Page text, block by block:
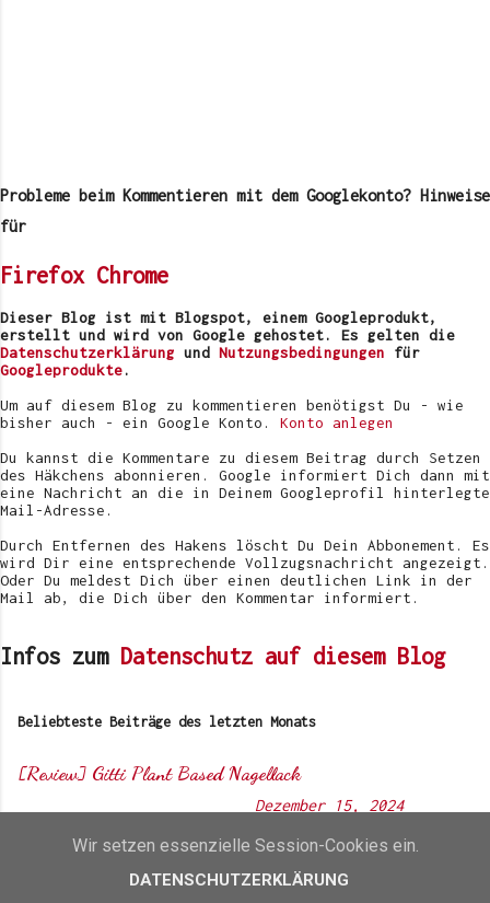
m
m
a
v
e
r
ö
f
e
t
l
i
c
e
n
Probleme beim Kommentieren mit dem Googlekonto? Hinweise
für
Firefox Chrome
Dieser Blog ist mit Blogspot, einem Googleprodukt,
erstellt und wird von Google gehostet. Es gelten die
Datenschutzerklärung und Nutzungsbedingungen für
Googleprodukte.
Um auf diesem Blog zu kommentieren benötigst Du - wie
bisher auch - ein Google Konto. Konto anlegen
Du kannst die Kommentare zu diesem Beitrag durch Setzen
des Häkchens abonnieren. Google informiert Dich dann mit
eine Nachricht an die in Deinem Googleprofil hinterlegte
Mail-Adresse.
Durch Entfernen des Hakens löscht Du Dein Abbonement. Es
wird Dir eine entsprechende Vollzugsnachricht angezeigt.
Oder Du meldest Dich über einen deutlichen Link in der
Mail ab, die Dich über den Kommentar informiert.
Infos zum Datenschutz auf diesem Blog
Beliebteste Beiträge des letzten Monats
[Review] Gitti Plant Based Nagellack
Dezember 15, 2024
Werbung - unbeauftragte
Markenvorstellung Kaum sind drei
Wir setzen essenzielle Session-Cookies ein.
DATENSCHUTZERKLÄRUNG